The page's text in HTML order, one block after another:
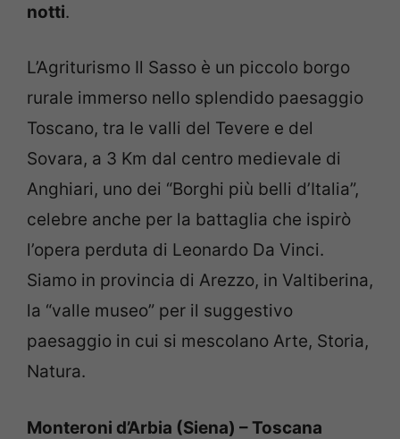
notti.
L’Agriturismo Il Sasso è un piccolo borgo
rurale immerso nello splendido paesaggio
Toscano, tra le valli del Tevere e del
Sovara, a 3 Km dal centro medievale di
Anghiari, uno dei “Borghi più belli d’Italia”,
celebre anche per la battaglia che ispirò
l’opera perduta di Leonardo Da Vinci.
Siamo in provincia di Arezzo, in Valtiberina,
la “valle museo” per il suggestivo
paesaggio in cui si mescolano Arte, Storia,
Natura.
Monteroni d’Arbia (Siena) – Toscana